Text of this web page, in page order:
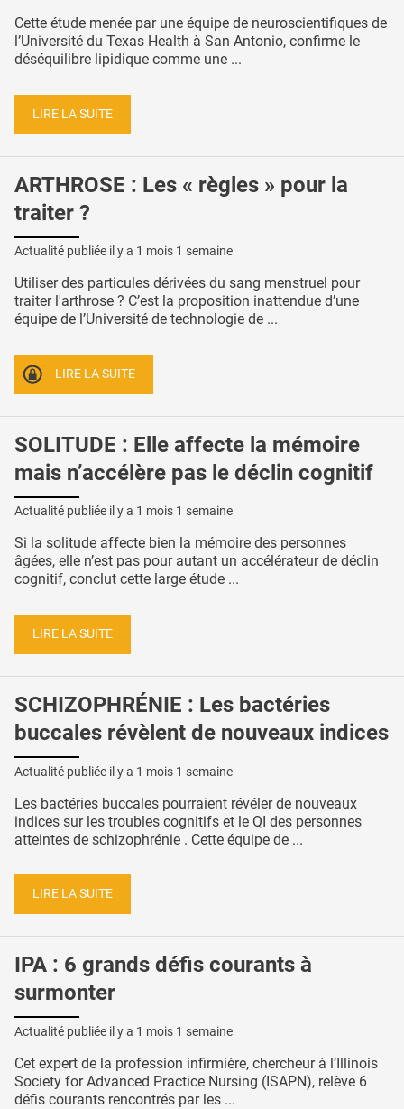
Cette étude menée par une équipe de neuroscientifiques de
l’Université du Texas Health à San Antonio, confirme le
déséquilibre lipidique comme une ...
LIRE LA SUITE
ARTHROSE : Les « règles » pour la
traiter ?
Actualité publiée il y a 1 mois 1 semaine
Utiliser des particules dérivées du sang menstruel pour
traiter l'arthrose ? C’est la proposition inattendue d’une
équipe de l’Université de technologie de ...
LIRE LA SUITE
SOLITUDE : Elle affecte la mémoire
mais n’accélère pas le déclin cognitif
Actualité publiée il y a 1 mois 1 semaine
Si la solitude affecte bien la mémoire des personnes
âgées, elle n’est pas pour autant un accélérateur de déclin
cognitif, conclut cette large étude ...
LIRE LA SUITE
SCHIZOPHRÉNIE : Les bactéries
buccales révèlent de nouveaux indices
Actualité publiée il y a 1 mois 1 semaine
Les bactéries buccales pourraient révéler de nouveaux
indices sur les troubles cognitifs et le QI des personnes
atteintes de schizophrénie . Cette équipe de ...
LIRE LA SUITE
IPA : 6 grands défis courants à
surmonter
Actualité publiée il y a 1 mois 1 semaine
Cet expert de la profession infirmière, chercheur à l’Illinois
Society for Advanced Practice Nursing (ISAPN), relève 6
défis courants rencontrés par les ...